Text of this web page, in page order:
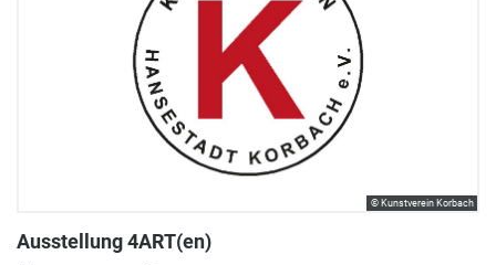
Ausstellung 4ART(en)
© Kunstverein Korbach